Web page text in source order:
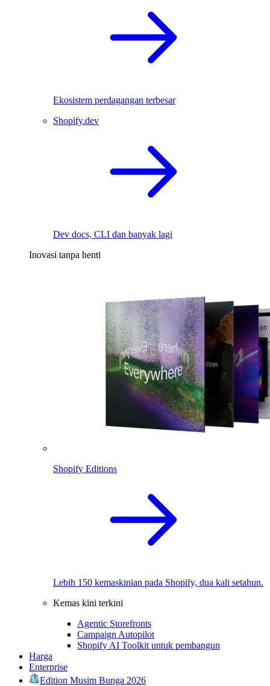
Ekosistem perdagangan terbesar
Shopify.dev
Dev docs, CLI dan banyak lagi
Inovasi tanpa henti
Shopify Editions
Lebih 150 kemaskinian pada Shopify, dua kali setahun.
Kemas kini terkini
Agentic Storefronts
Campaign Autopilot
Shopify AI Toolkit untuk pembangun
Harga
Enterprise
Edition Musim Bunga 2026